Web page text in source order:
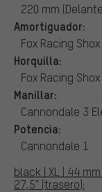
220 mm
Amortiguador:
Fox Racing
Horquilla:
Fox Racing
Manillar:
Cannondale 3
Potencia:
Cannondale 1
black | XL | 44
27,5" (trasero):